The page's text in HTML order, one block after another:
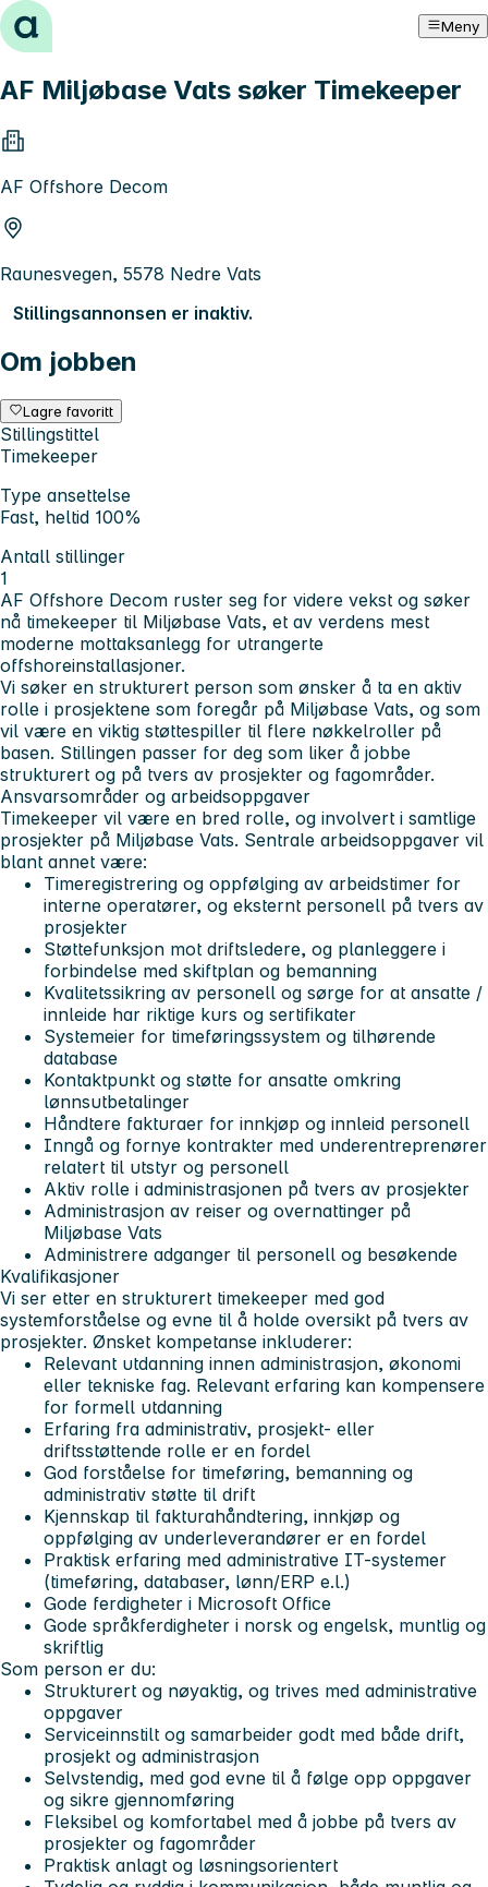
Hopp til innhold Meny
AF Miljøbase Vats søker Timekeeper
AF Offshore Decom
Raunesvegen, 5578 Nedre Vats
Stillingsannonsen er inaktiv.
Om jobben
Lagre favoritt
Stillingstittel
Timekeeper
Type ansettelse
Fast, heltid 100%
Antall stillinger
1
AF Offshore Decom ruster seg for videre vekst og søker
nå timekeeper til Miljøbase Vats, et av verdens mest
moderne mottaksanlegg for utrangerte
offshoreinstallasjoner.
Vi søker en strukturert person som ønsker å ta en aktiv
rolle i prosjektene som foregår på Miljøbase Vats, og som
vil være en viktig støttespiller til flere nøkkelroller på
basen. Stillingen passer for deg som liker å jobbe
strukturert og på tvers av prosjekter og fagområder.
Ansvarsområder og arbeidsoppgaver
Timekeeper vil være en bred rolle, og involvert i samtlige
prosjekter på Miljøbase Vats. Sentrale arbeidsoppgaver vil
blant annet være:
Timeregistrering og oppfølging av arbeidstimer for
interne operatører, og eksternt personell på tvers av
prosjekter
Støttefunksjon mot driftsledere, og planleggere i
forbindelse med skiftplan og bemanning
Kvalitetssikring av personell og sørge for at ansatte /
innleide har riktige kurs og sertifikater
Systemeier for timeføringssystem og tilhørende
database
Kontaktpunkt og støtte for ansatte omkring
lønnsutbetalinger
Håndtere fakturaer for innkjøp og innleid personell
Inngå og fornye kontrakter med underentreprenører
relatert til utstyr og personell
Aktiv rolle i administrasjonen på tvers av prosjekter
Administrasjon av reiser og overnattinger på
Miljøbase Vats
Administrere adganger til personell og besøkende
Kvalifikasjoner
Vi ser etter en strukturert timekeeper med god
systemforståelse og evne til å holde oversikt på tvers av
prosjekter. Ønsket kompetanse inkluderer:
Relevant utdanning innen administrasjon, økonomi
eller tekniske fag. Relevant erfaring kan kompensere
for formell utdanning
Erfaring fra administrativ, prosjekt- eller
driftsstøttende rolle er en fordel
God forståelse for timeføring, bemanning og
administrativ støtte til drift
Kjennskap til fakturahåndtering, innkjøp og
oppfølging av underleverandører er en fordel
Praktisk erfaring med administrative IT-systemer
(timeføring, databaser, lønn/ERP e.l.)
Gode ferdigheter i Microsoft Office
Gode språkferdigheter i norsk og engelsk, muntlig og
skriftlig
Som person er du:
Strukturert og nøyaktig, og trives med administrative
oppgaver
Serviceinnstilt og samarbeider godt med både drift,
prosjekt og administrasjon
Selvstendig, med god evne til å følge opp oppgaver
og sikre gjennomføring
Fleksibel og komfortabel med å jobbe på tvers av
prosjekter og fagområder
Praktisk anlagt og løsningsorientert